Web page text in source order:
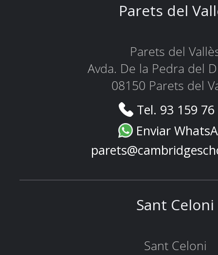
Parets del
Parets del
Avda. De la Pedra del
08150 Parets del
Tel. 93 159
Enviar
Sant Celoni
Sant Celoni